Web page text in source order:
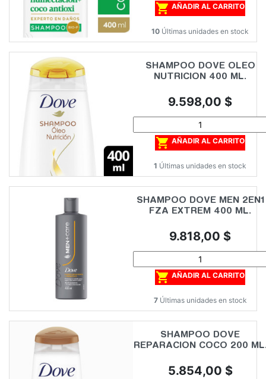
 AÑADIR AL CARRITO
10 Últimas unidades en stock
SHAMPOO DOVE OLEO
NUTRICION 400 ML.
Precio
9.598,00 $
 AÑADIR AL CARRITO
1 Últimas unidades en stock
SHAMPOO DOVE MEN 2EN1
FZA EXTREM 400 ML.
Precio
9.818,00 $
 AÑADIR AL CARRITO
7 Últimas unidades en stock
SHAMPOO DOVE
REPARACION COCO 200
Precio
5.854,00 $